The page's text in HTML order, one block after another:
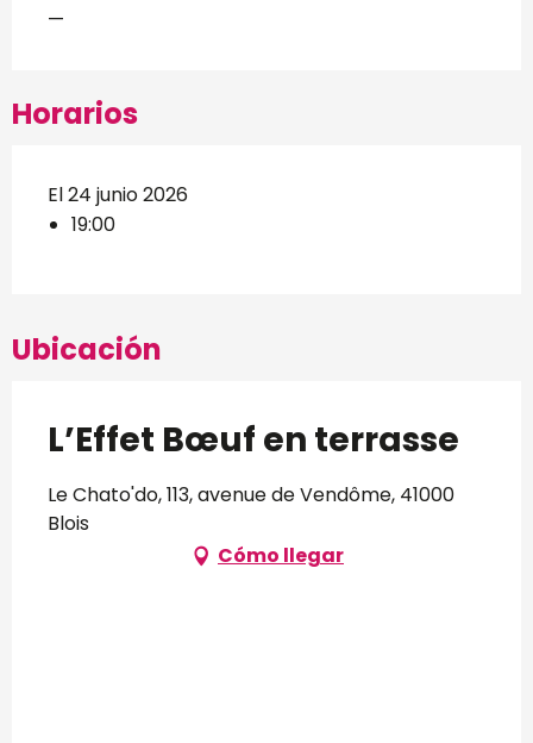
—
Horarios
El 24 junio 2026
19:00
Ubicación
L’Effet Bœuf en terrasse
Le Chato'do, 113, avenue de Vendôme, 41000
Blois
Cómo llegar